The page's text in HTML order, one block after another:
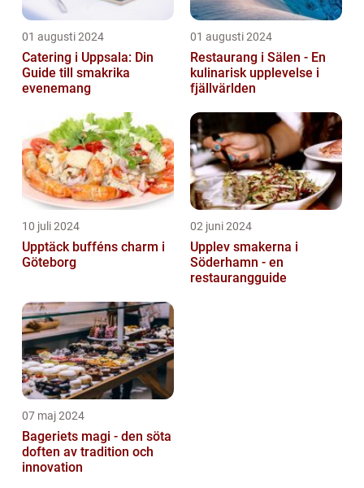
01 augusti 2024
Catering i Uppsala: Din
Guide till smakrika
evenemang
01 augusti 2024
Restaurang i Sälen - En
kulinarisk upplevelse i
fjällvärlden
10 juli 2024
Upptäck bufféns charm i
Göteborg
02 juni 2024
Upplev smakerna i
Söderhamn - en
restaurangguide
07 maj 2024
Bageriets magi - den söta
doften av tradition och
innovation